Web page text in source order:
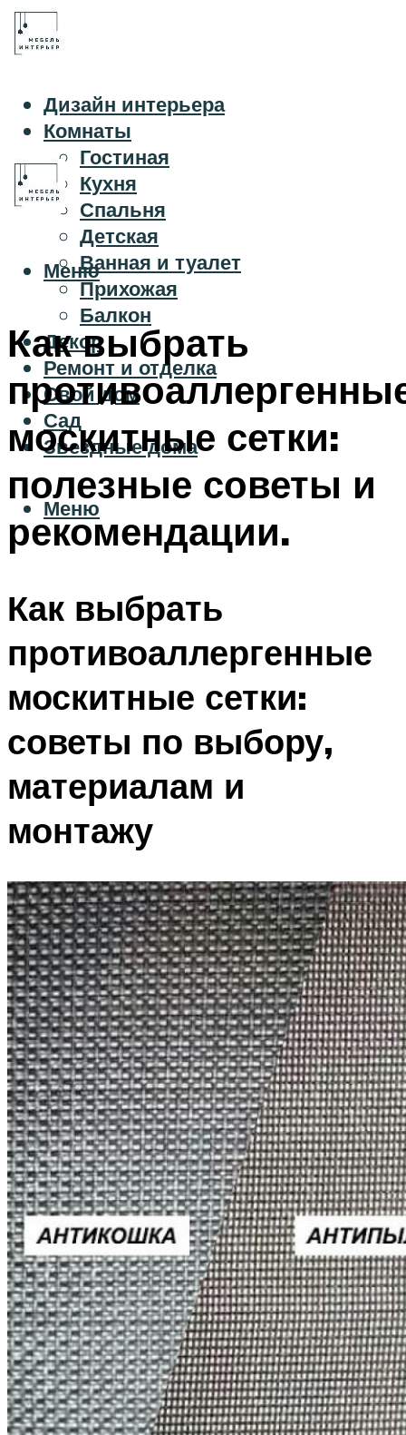
Дизайн интерьера
Комнаты
Гостиная
Кухня
Спальня
Детская
Ванная и туалет
Прихожая
Балкон
Декор
Ремонт и отделка
Свой дом
Сад
Звездные дома
Меню
Меню
Как выбрать
москитные сетки:
полезные советы и
рекомендации.
Как выбрать
противоаллергенные
москитные сетки:
советы по выбору,
материалам и
монтажу